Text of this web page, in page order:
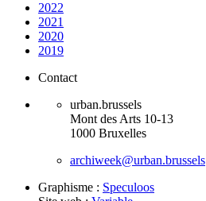
2022
2021
2020
2019
Contact
urban.brussels
Mont des Arts 10-13
1000 Bruxelles
archiweek@urban.brussels
Graphisme : Speculoos